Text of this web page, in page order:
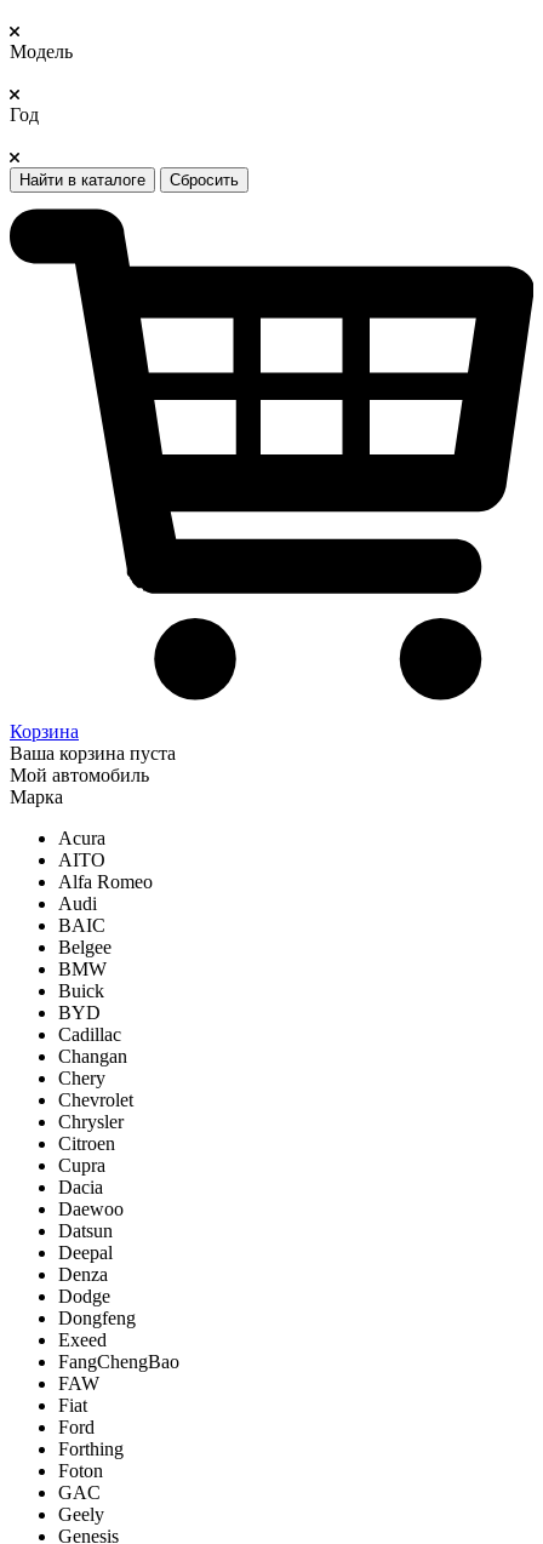
Модель
Год
Найти в каталоге Сбросить
Корзина
Ваша корзина пуста
Мой автомобиль
Марка
Acura
AITO
Alfa Romeo
Audi
BAIC
Belgee
BMW
Buick
BYD
Cadillac
Changan
Chery
Chevrolet
Chrysler
Citroen
Cupra
Dacia
Daewoo
Datsun
Deepal
Denza
Dodge
Dongfeng
Exeed
FangChengBao
FAW
Fiat
Ford
Forthing
Foton
GAC
Geely
Genesis